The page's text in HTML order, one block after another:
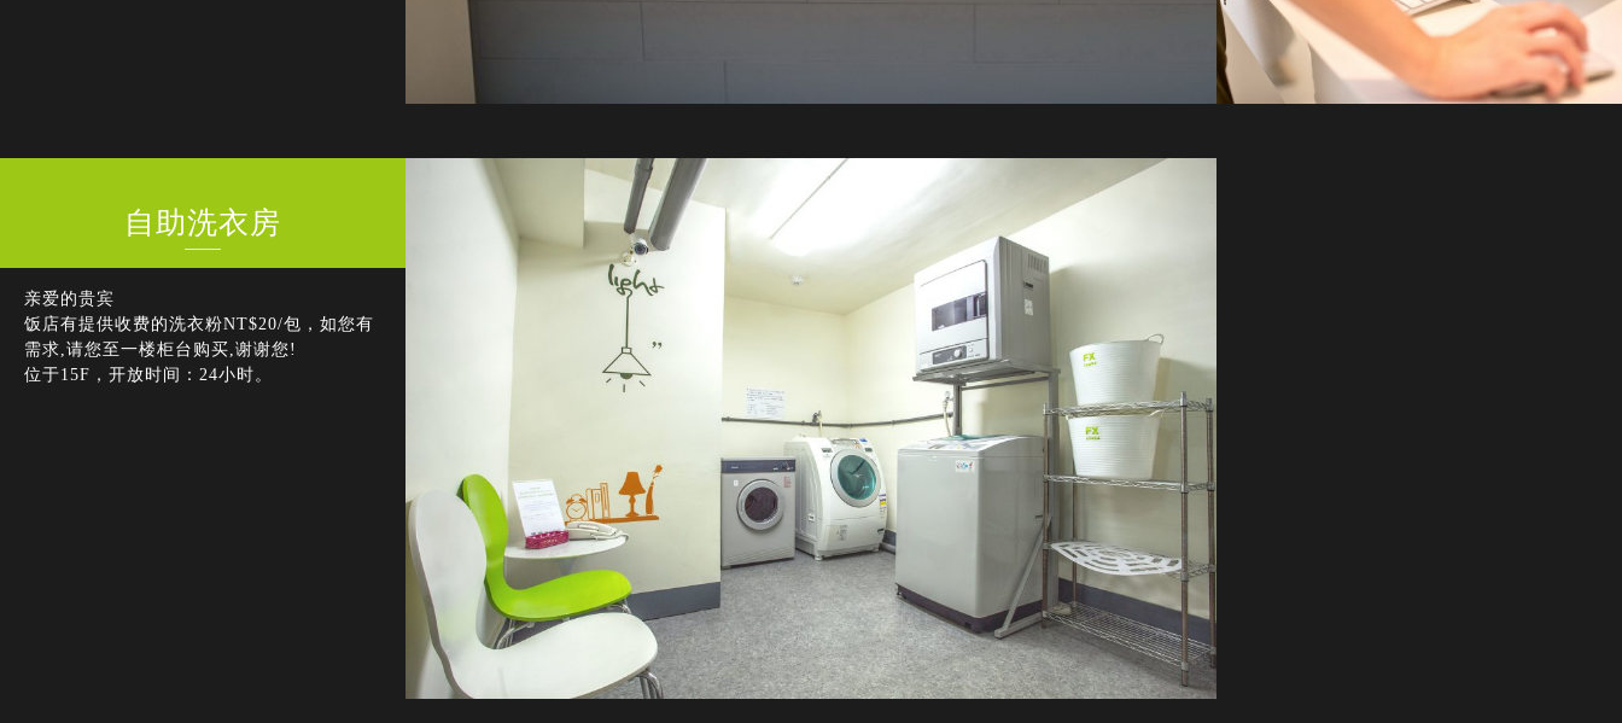
自助洗衣房
亲爱的贵宾
饭店有提供收费的洗衣粉NT$20/包，如您有
需求,请您至一楼柜台购买,谢谢您!
位于15F，开放时间：24小时。